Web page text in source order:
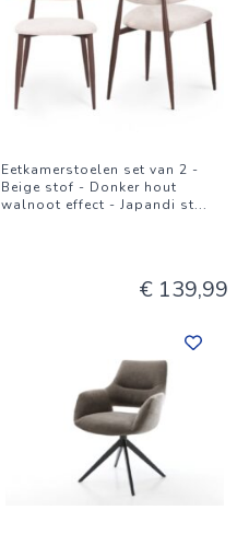
Eetkamerstoelen set van 2 -
Beige stof - Donker hout
walnoot effect - Japandi st...
€ 139,99